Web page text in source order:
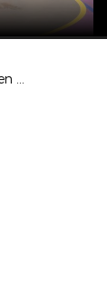
USON Mondeville - PTT Caen R1 8/02/2020